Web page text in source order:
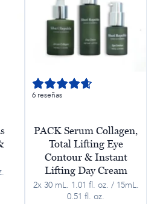
6 reseñas
PACK Serum Collagen,
Total Lifting Eye
Contour & Instant
Lifting Day Cream
2x 30 mL. 1.01 fl. oz. / 15mL.
0.51 fl. oz.